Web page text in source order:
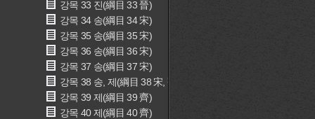
강목 33 진(綱目 33 晉)
강목 34 송(綱目 34 宋)
강목 35 송(綱目 35 宋)
강목 36 송(綱目 36 宋)
강목 37 송(綱目 37 宋)
강목 38 송, 제(綱目 38 宋, 齊)
강목 39 제(綱目 39 齊)
강목 40 제(綱目 40 齊)